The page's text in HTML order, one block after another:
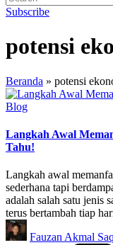
Subscribe
potensi
Beranda » potensi
Posted
Blog
Langkah Awal
Tahu!
Langkah awal
sederhana tapi
adalah salah satu jenis
terus bertambah tiap
Posted
by
Fauzan Akmal